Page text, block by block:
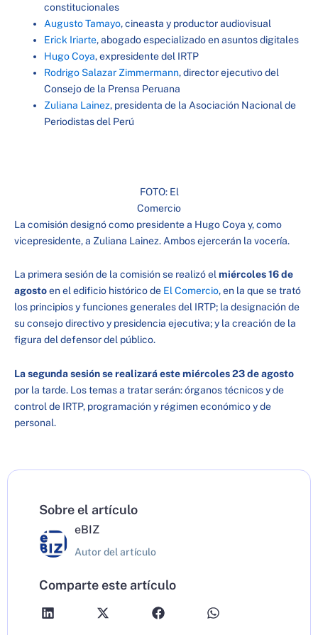
constitucionales
Augusto Tamayo, cineasta y productor audiovisual
Erick Iriarte, abogado especializado en asuntos digitales
Hugo Coya, expresidente del IRTP
Rodrigo Salazar Zimmermann, director ejecutivo del
Consejo de la Prensa Peruana
Zuliana Lainez, presidenta de la Asociación Nacional de
Periodistas del Perú
FOTO: El
Comercio
La comisión designó como presidente a Hugo Coya y, como
vicepresidente, a Zuliana Lainez. Ambos ejercerán la vocería.
La primera sesión de la comisión se realizó elmiércoles 16 de
agostoen el edificio histórico de El Comercio, en la que se trató
los principios y funciones generales del IRTP; la designación de
su consejo directivo y presidencia ejecutiva; y la creación de la
figura del defensor del público.
La segunda sesión se realizará este miércoles 23 de agosto
por la tarde. Los temas a tratar serán: órganos técnicos y de
control de IRTP, programación y régimen económico y de
personal.
Sobre el artículo
eBIZ
Autor del artículo
Comparte este artículo